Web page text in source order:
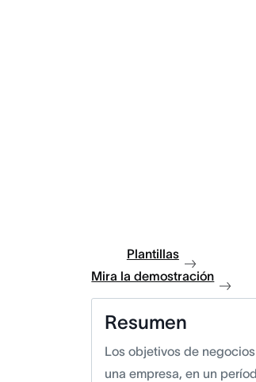
Plantillas
Mira la demostración
Resumen
Los objetivos de
una empresa, en un